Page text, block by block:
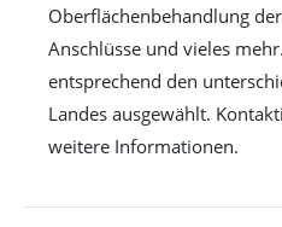
Oberflächenbehandlung
Anschlüsse und vieles
entsprechend den
Landes ausgewählt.
weitere Informationen.